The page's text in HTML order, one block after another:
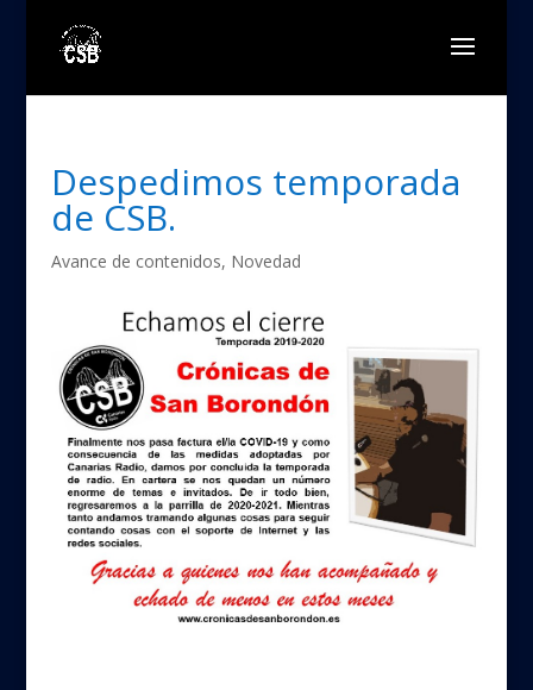
Despedimos temporada
de CSB.
Avance de contenidos, Novedad